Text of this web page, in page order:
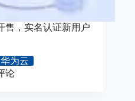
售，实名认证新用户
华为云
论